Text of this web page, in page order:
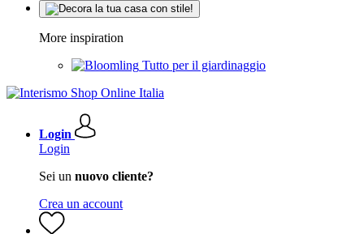
More inspiration
Tutto per il giardinaggio
Login
Login
Sei un nuovo cliente?
Crea un account